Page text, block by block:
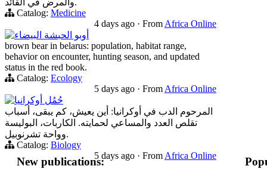
والمرض في القائد.
Catalog: Medicine
4 days ago · From Africa Online
أوبو الحبشة البيضاء
brown bear in belarus: population, habitat range,
behavior on encounter, hunting season, and updated
status in the red book.
Catalog: Ecology
5 days ago · From Africa Online
حُمُل أوكرانيا
المرحوم الدب في أوكرانيا: أين يعيش، كم يبقى، أسباب
تقلص العدد والمساعي لحمايته. الكاربات، البوليسة
وواحة تشرنوبيل.
Catalog: Biology
5 days ago · From Africa Online
New publications: